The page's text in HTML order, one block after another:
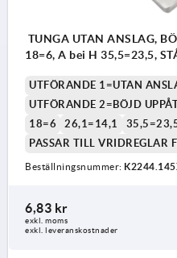
TUNGA UTAN ANSLAG,
18=6, A bei H 35,5=23,5,
UTFÖRANDE 1=UTAN
UTFÖRANDE 2=BÖJD
18=6
26,1=14,1
PASSAR TILL VRIDREGLAR
Beställningsnummer:
6,83 kr
exkl. moms
exkl. leveranskostnader